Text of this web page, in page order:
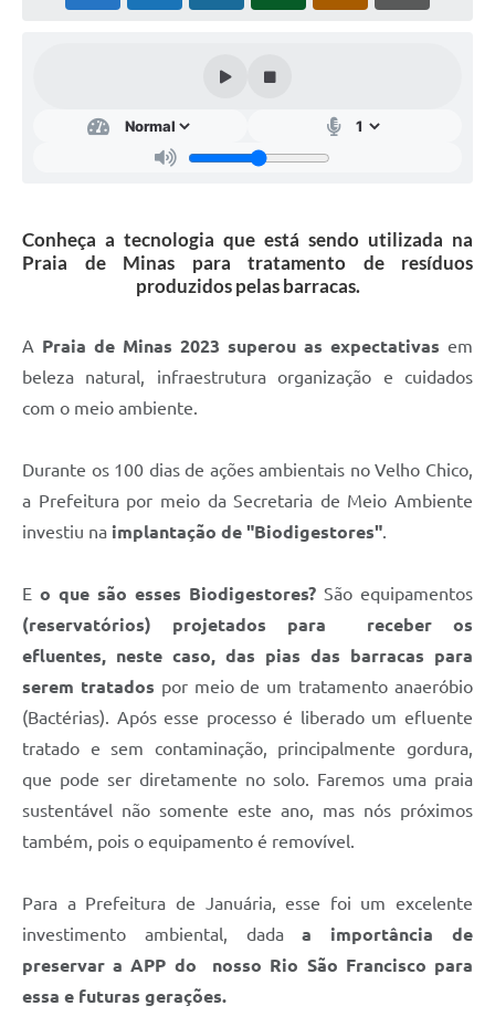
Galeria de Vídeos
Arquivos para Download
Serviços Online
SIC
Contato
Conheça a tecnologia que está sendo utilizada na
Praia de Minas para tratamento de resíduos
produzidos pelas barracas.
A Praia de Minas 2023 superou as expectativas em
beleza natural, infraestrutura organização e cuidados
com o meio ambiente.
Durante os 100 dias de ações ambientais no Velho Chico,
a Prefeitura por meio da Secretaria de Meio Ambiente
investiu na implantação de "Biodigestores".
E o que são esses Biodigestores? São equipamentos
(reservatórios) projetados para receber os
efluentes, neste caso, das pias das barracas para
serem tratados por meio de um tratamento anaeróbio
(Bactérias). Após esse processo é liberado um efluente
tratado e sem contaminação, principalmente gordura,
que pode ser diretamente no solo. Faremos uma praia
sustentável não somente este ano, mas nós próximos
também, pois o equipamento é removível.
Para a Prefeitura de Januária, esse foi um excelente
investimento ambiental, dadaa importância de
preservar a APP do nosso Rio São Francisco para
essa e futuras gerações.